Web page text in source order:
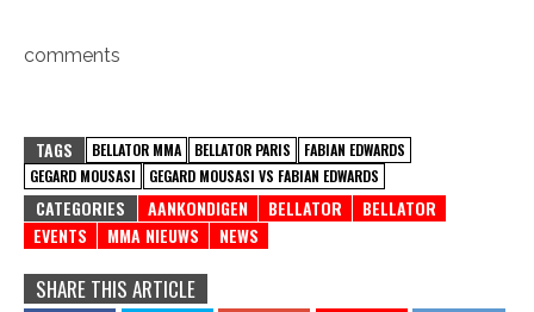
comments
TAGS BELLATOR MMA BELLATOR PARIS
FABIAN EDWARDS
GEGARD MOUSASI
GEGARD MOUSASI VS FABIAN EDWARDS
CATEGORIES AANKONDIGEN BELLATOR
BELLATOR
EVENTS
MMA NIEUWS NEWS
SHARE THIS ARTICLE